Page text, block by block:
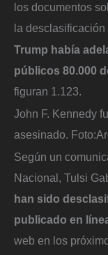
los documentos
la
Trump había
públicos 80.000
figuran 1.123.
John F. Kennedy
asesinado. Foto:
Según un
Nacional, Tulsi
han sido
publicado en
web en los